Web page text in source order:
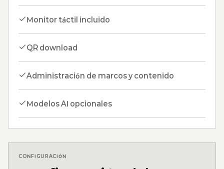
Monitor táctil incluido
QR download
Administración de marcos y contenido
Modelos AI opcionales
CONFIGURACIÓN